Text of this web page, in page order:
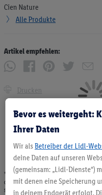
Cien Nature
Alle Produkte
Artikel empfehlen:
Drucken
* Angebote solange Vorrat. Abgabe
ohne Dekoration. Die hier
sind nicht alle dauerhaft im
Bevor es weitergeht:
Ihrer Daten
Wir als Betreiber der Lidl-
deine Daten auf unseren
(gemeinsam: „Lidl-Dienste“)
mit denen eine Speicherung
in deinem Endgerät erfolgt.